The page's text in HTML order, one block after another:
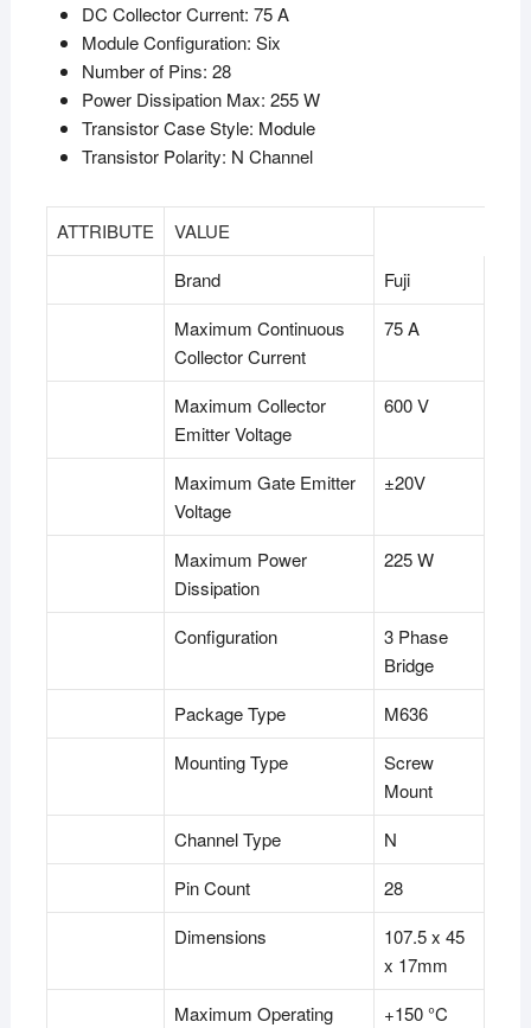
DC Collector Current: 75 A
Module Configuration: Six
Number of Pins: 28
Power Dissipation Max: 255 W
Transistor Case Style: Module
Transistor Polarity: N Channel
ATTRIBUTE
VALUE
Brand
Fuji
Maximum Continuous
Collector Current
75 A
Maximum Collector
Emitter Voltage
600 V
Maximum Gate Emitter
Voltage
±20V
Maximum Power
Dissipation
225 W
Configuration
3 Phase
Bridge
Package Type
M636
Mounting Type
Screw
Mount
Channel Type
N
Pin Count
28
Dimensions
107.5 x 45
x 17mm
Maximum Operating
+150 °C